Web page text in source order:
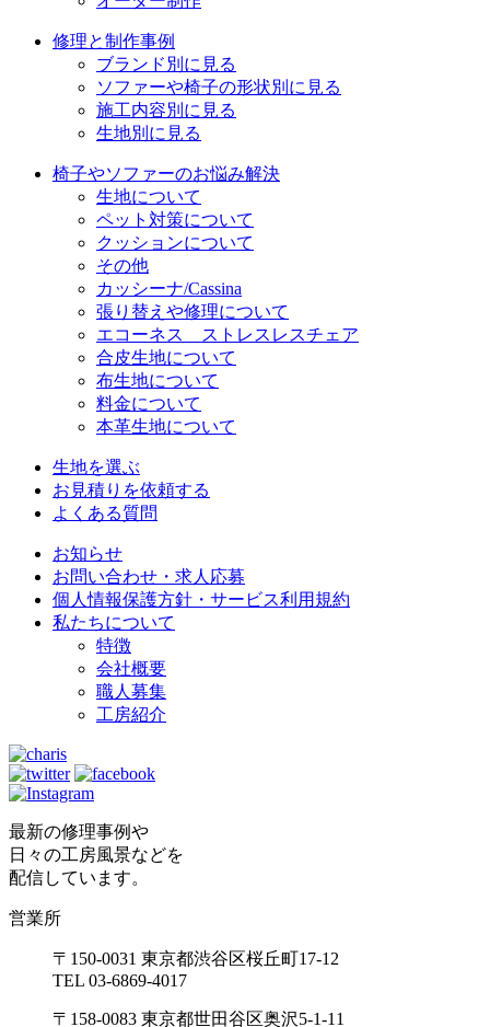
修理と制作事例
ブランド別に見る
ソファーや椅子の形状別に見る
施工内容別に見る
生地別に見る
椅子やソファーのお悩み解決
生地について
ペット対策について
クッションについて
その他
カッシーナ/Cassina
張り替えや修理について
エコーネス ストレスレスチェア
合皮生地について
布生地について
料金について
本革生地について
生地を選ぶ
お見積りを依頼する
よくある質問
お知らせ
お問い合わせ・求人応募
個人情報保護方針・サービス利用規約
私たちについて
特徴
会社概要
職人募集
工房紹介
最新の修理事例や
日々の工房風景などを
配信しています。
営業所
〒150-0031 東京都渋谷区桜丘町17-12
TEL 03-6869-4017
〒158-0083 東京都世田谷区奥沢5-1-11